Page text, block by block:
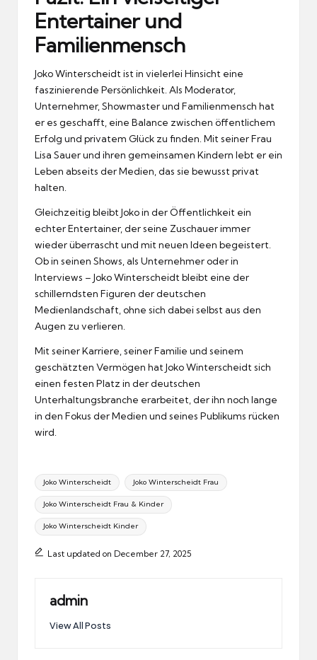
Entertainer und
Familienmensch
Joko Winterscheidt ist in vielerlei Hinsicht eine
faszinierende Persönlichkeit. Als Moderator,
Unternehmer, Showmaster und Familienmensch hat
er es geschafft, eine Balance zwischen öffentlichem
Erfolg und privatem Glück zu finden. Mit seiner Frau
Lisa Sauer und ihren gemeinsamen Kindern lebt er ein
Leben abseits der Medien, das sie bewusst privat
halten.
Gleichzeitig bleibt Joko in der Öffentlichkeit ein
echter Entertainer, der seine Zuschauer immer
wieder überrascht und mit neuen Ideen begeistert.
Ob in seinen Shows, als Unternehmer oder in
Interviews – Joko Winterscheidt bleibt eine der
schillerndsten Figuren der deutschen
Medienlandschaft, ohne sich dabei selbst aus den
Augen zu verlieren.
Mit seiner Karriere, seiner Familie und seinem
geschätzten Vermögen hat Joko Winterscheidt sich
einen festen Platz in der deutschen
Unterhaltungsbranche erarbeitet, der ihn noch lange
in den Fokus der Medien und seines Publikums rücken
wird.
Tags:
Joko Winterscheidt Joko Winterscheidt Frau
Joko Winterscheidt Frau & Kinder
Joko Winterscheidt Kinder
Last updated on December 27, 2025
admin
View All Posts